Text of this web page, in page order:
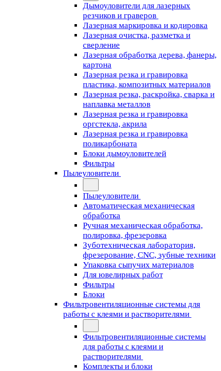
Дымоуловители для лазерных
резчиков и граверов
Лазерная маркировка и кодировка
Лазерная очистка, разметка и
сверление
Лазерная обработка дерева, фанеры,
картона
Лазерная резка и гравировка
пластика, композитных материалов
Лазерная резка, раскройка, сварка и
наплавка металлов
Лазерная резка и гравировка
оргстекла, акрила
Лазерная резка и гравировка
поликарбоната
Блоки дымоуловителей
Фильтры
Пылеуловители
Пылеуловители
Автоматическая механическая
обработка
Ручная механическая обработка,
полировка, фрезеровка
Зуботехническая лаборатория,
фрезерование, CNC, зубные техники
Упаковка сыпучих материалов
Для ювелирных работ
Фильтры
Блоки
Фильтровентиляционные системы для
работы с клеями и растворителями
Фильтровентиляционные системы
для работы с клеями и
растворителями
Комплекты и блоки